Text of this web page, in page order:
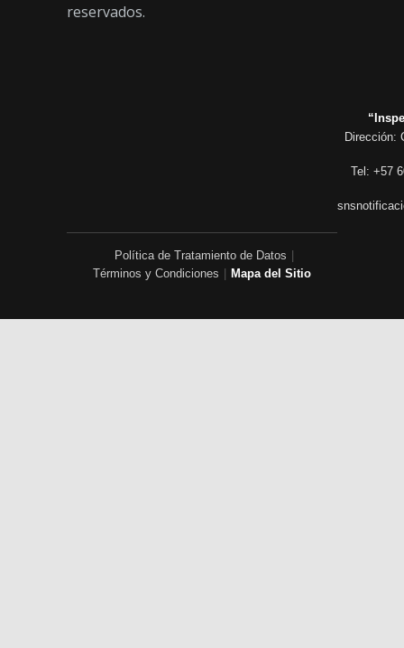
reservados.
Dirección:
Tel: +57
Política de Tratamiento de Datos
Términos y Condiciones
Mapa del Sitio